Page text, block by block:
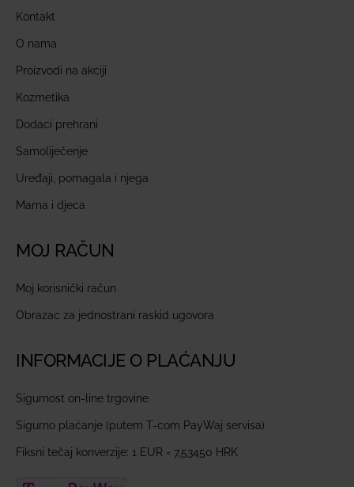
Kontakt
O nama
Proizvodi na akciji
Kozmetika
Dodaci prehrani
Samoliječenje
Uređaji, pomagala i njega
Mama i djeca
MOJ RAČUN
Moj korisnički račun
Obrazac za jednostrani raskid ugovora
INFORMACIJE O PLAĆANJU
Sigurnost on-line trgovine
Sigurno plaćanje (putem T-com PayWaj servisa)
Fiksni tečaj konverzije: 1 EUR = 7,53450 HRK